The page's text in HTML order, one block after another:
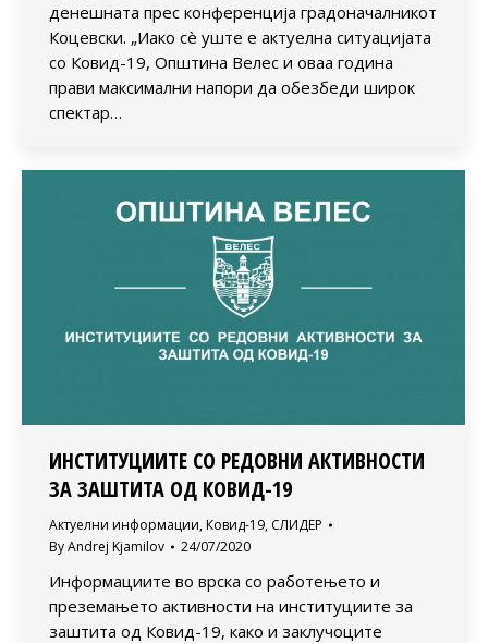
денешната прес конференција градоначалникот
Коцевски. „Иако сè уште е актуелна ситуацијата
со Ковид-19, Општина Велес и оваа година
прави максимални напори да обезбеди широк
спектар…
ИНСТИТУЦИИТЕ СО РЕДОВНИ АКТИВНОСТИ
ЗА ЗАШТИТА ОД КОВИД-19
Актуелни информации, Ковид-19, СЛИДЕР
ByAndrej Kjamilov 24/07/2020
Информациите во врска со работењето и
преземањето активности на институциите за
заштита од Ковид-19, како и заклучоците